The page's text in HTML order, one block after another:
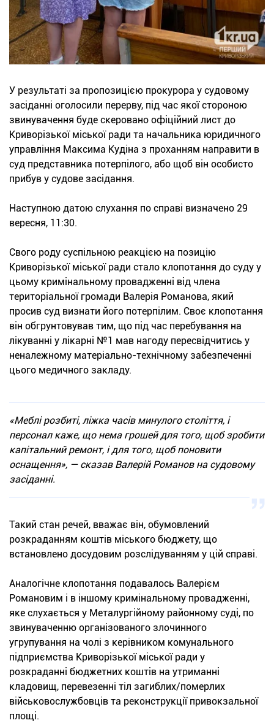
У результаті за пропозицією прокурора у судовому
засіданні оголосили перерву, під час якої стороною
звинувачення буде скеровано офіційний лист до
Криворізької міської ради та начальника юридичного
управління Максима Кудіна з проханням направити в
суд представника потерпілого, або щоб він особисто
прибув у судове засідання.
Наступною датою слухання по справі визначено 29
вересня, 11:30.
Свого роду суспільною реакцією на позицію
Криворізької міської ради стало клопотання до суду у
цьому кримінальному провадженні від члена
територіальної громади Валерія Романова, який
просив суд визнати його потерпілим. Своє клопотання
він обгрунтовував тим, що під час перебування на
лікуванні у лікарні №1 мав нагоду пересвідчитись у
неналежному матеріально-технічному забезпеченні
цього медичного закладу.
«Меблі розбиті, ліжка часів минулого століття, і
персонал каже, що нема грошей для того, щоб зробити
капітальний ремонт, і для того, щоб поновити
оснащення», — сказав Валерій Романов на судовому
засіданні.
Такий стан речей, вважає він, обумовлений
розкраданням коштів міського бюджету, що
встановлено досудовим розслідуванням у цій справі.
Аналогічне клопотання подавалось Валерієм
Романовим і в іншому кримінальному провадженні,
яке слухається у Металургійному районному суді, по
звинуваченню організованого злочинного
угрупування на чолі з керівником комунального
підприємства Криворізької міської ради у
розкраданні бюджетних коштів на утриманні
кладовищ, перевезенні тіл загиблих/померлих
військовослужбовців та реконструкції привокзальної
площі.